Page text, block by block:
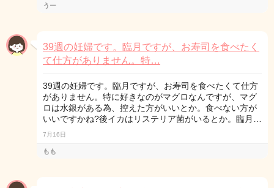
うー
39週の妊婦です。臨月ですが、お寿司を食べたく
て仕方がありません。特…
39週の妊婦です。臨月ですが、お寿司を食べたくて仕方
がありません。特に好きなのがマグロなんですが、マグ
ロは水銀がある為、控えた方がいいとか。食べない方が
いいですかね?後イカはリステリア菌がいるとか。臨月…
7月16日
もも